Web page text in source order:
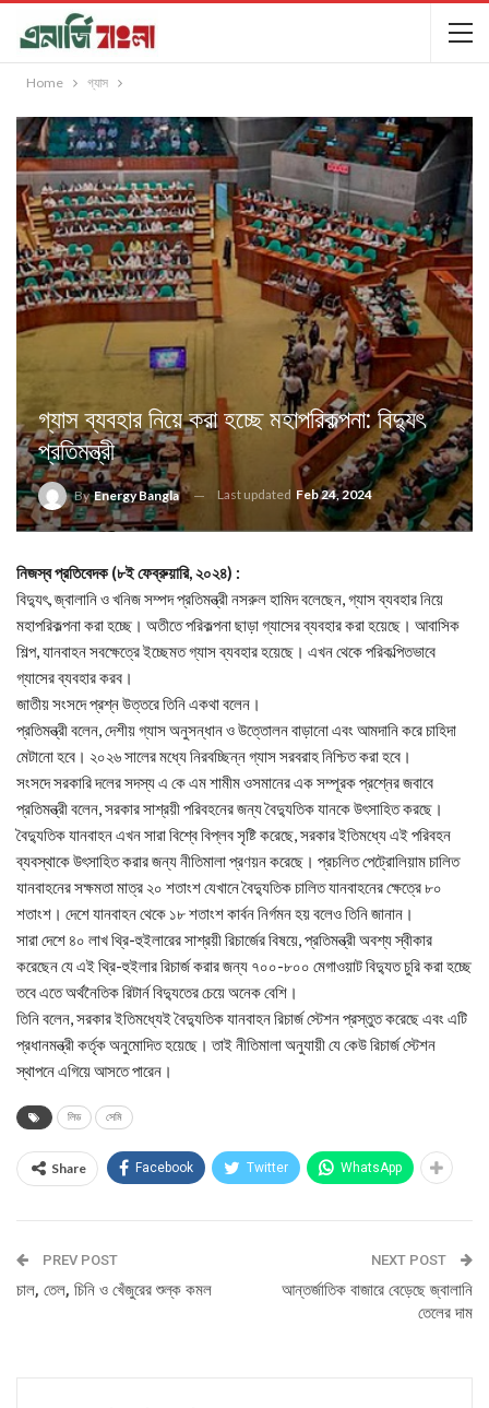
Home গ্যাস
গ্যাস ব্যবহার নিয়ে করা হচ্ছে মহাপরিকল্পনা: বিদ্যুৎ
প্রতিমন্ত্রী
ByEnergy Bangla Last updated Feb 24, 2024
নিজস্ব প্রতিবেদক (৮ই ফেব্রুয়ারি, ২০২৪) :
বিদ্যুৎ, জ্বালানি ও খনিজ সম্পদ প্রতিমন্ত্রী নসরুল হামিদ বলেছেন, গ্যাস ব্যবহার নিয়ে
মহাপরিকল্পনা করা হচ্ছে। অতীতে পরিকল্পনা ছাড়া গ্যাসের ব্যবহার করা হয়েছে। আবাসিক
শিল্প, যানবাহন সবক্ষেত্রে ইচ্ছেমত গ্যাস ব্যবহার হয়েছে। এখন থেকে পরিকল্পিতভাবে
গ্যাসের ব্যবহার করব।
জাতীয় সংসদে প্রশ্ন উত্তরে তিনি একথা বলেন।
প্রতিমন্ত্রী বলেন, দেশীয় গ্যাস অনুসন্ধান ও উত্তোলন বাড়ানো এবং আমদানি করে চাহিদা
মেটানো হবে। ২০২৬ সালের মধ্যে নিরবচ্ছিন্ন গ্যাস সরবরাহ নিশ্চিত করা হবে।
সংসদে সরকারি দলের সদস্য এ কে এম শামীম ওসমানের এক সম্পূরক প্রশ্নের জবাবে
প্রতিমন্ত্রী বলেন, সরকার সাশ্রয়ী পরিবহনের জন্য বৈদ্যুতিক যানকে উৎসাহিত করছে।
বৈদ্যুতিক যানবাহন এখন সারা বিশ্বে বিপ্লব সৃষ্টি করেছে, সরকার ইতিমধ্যে এই পরিবহন
ব্যবস্থাকে উৎসাহিত করার জন্য নীতিমালা প্রণয়ন করেছে। প্রচলিত পেট্রোলিয়াম চালিত
যানবাহনের সক্ষমতা মাত্র ২০ শতাংশ যেখানে বৈদ্যুতিক চালিত যানবাহনের ক্ষেত্রে ৮০
শতাংশ। দেশে যানবাহন থেকে ১৮ শতাংশ কার্বন নির্গমন হয় বলেও তিনি জানান।
সারা দেশে ৪০ লাখ থ্রি-হুইলারের সাশ্রয়ী রিচার্জের বিষয়ে, প্রতিমন্ত্রী অবশ্য স্বীকার
করেছেন যে এই থ্রি-হুইলার রিচার্জ করার জন্য ৭০০-৮০০ মেগাওয়াট বিদ্যুত চুরি করা হচ্ছে
তবে এতে অর্থনৈতিক রিটার্ন বিদ্যুতের চেয়ে অনেক বেশি।
তিনি বলেন, সরকার ইতিমধ্যেই বৈদ্যুতিক যানবাহন রিচার্জ স্টেশন প্রস্তুত করেছে এবং এটি
প্রধানমন্ত্রী কর্তৃক অনুমোদিত হয়েছে। তাই নীতিমালা অনুযায়ী যে কেউ রিচার্জ স্টেশন
স্থাপনে এগিয়ে আসতে পারেন।
লিড সেমি
Share Facebook Twitter WhatsApp
PREV POST
চাল, তেল, চিনি ও খেঁজুরের শুল্ক কমল
NEXT POST
আন্তর্জাতিক বাজারে বেড়েছে জ্বালানি
তেলের দাম